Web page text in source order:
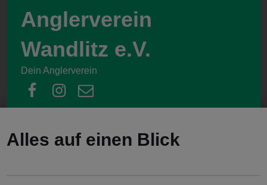
Anglerverein
Wandlitz e.V.
Dein Anglerverein
facebook
instagram
email
Alles auf einen Blick